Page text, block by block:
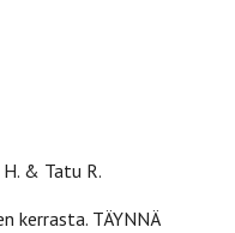
& Tatu R.
kerrasta. TÄYNNÄ